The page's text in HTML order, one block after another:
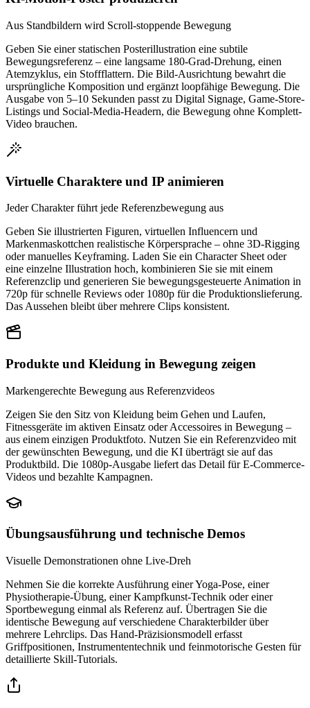
Aus Standbildern wird Scroll-stoppende Bewegung
Geben Sie einer statischen Posterillustration eine subtile
Bewegungsreferenz – eine langsame 180-Grad-Drehung, einen
Atemzyklus, ein Stoffflattern. Die Bild-Ausrichtung bewahrt die
ursprüngliche Komposition und ergänzt loopfähige Bewegung. Die
Ausgabe von 5–10 Sekunden passt zu Digital Signage, Game-Store-
Listings und Social-Media-Headern, die Bewegung ohne Komplett-
Video brauchen.
Virtuelle Charaktere und IP animieren
Jeder Charakter führt jede Referenzbewegung aus
Geben Sie illustrierten Figuren, virtuellen Influencern und
Markenmaskottchen realistische Körpersprache – ohne 3D-Rigging
oder manuelles Keyframing. Laden Sie ein Character Sheet oder
eine einzelne Illustration hoch, kombinieren Sie sie mit einem
Referenzclip und generieren Sie bewegungsgesteuerte Animation in
720p für schnelle Reviews oder 1080p für die Produktionslieferung.
Das Aussehen bleibt über mehrere Clips konsistent.
Produkte und Kleidung in Bewegung zeigen
Markengerechte Bewegung aus Referenzvideos
Zeigen Sie den Sitz von Kleidung beim Gehen und Laufen,
Fitnessgeräte im aktiven Einsatz oder Accessoires in Bewegung –
aus einem einzigen Produktfoto. Nutzen Sie ein Referenzvideo mit
der gewünschten Bewegung, und die KI überträgt sie auf das
Produktbild. Die 1080p-Ausgabe liefert das Detail für E-Commerce-
Videos und bezahlte Kampagnen.
Übungsausführung und technische Demos
Visuelle Demonstrationen ohne Live-Dreh
Nehmen Sie die korrekte Ausführung einer Yoga-Pose, einer
Physiotherapie-Übung, einer Kampfkunst-Technik oder einer
Sportbewegung einmal als Referenz auf. Übertragen Sie die
identische Bewegung auf verschiedene Charakterbilder über
mehrere Lehrclips. Das Hand-Präzisionsmodell erfasst
Griffpositionen, Instrumententechnik und feinmotorische Gesten für
detaillierte Skill-Tutorials.